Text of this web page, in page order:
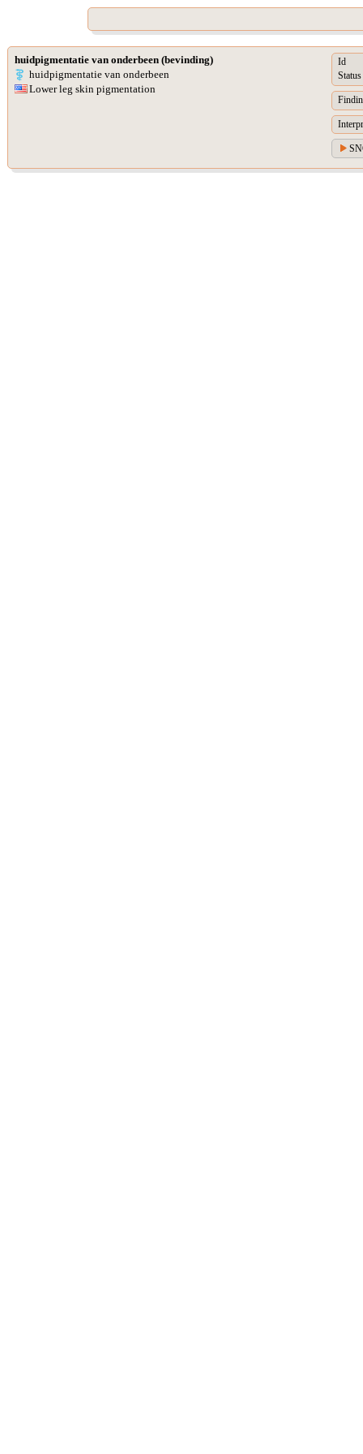
huidpigmentatie van onderbeen (bevinding)
huidpigmentatie van onderbeen
Lower leg skin pigmentation
Id
Status